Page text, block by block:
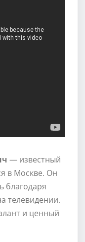
— известный
в Москве. Он
благодаря
телевидении.
и ценный